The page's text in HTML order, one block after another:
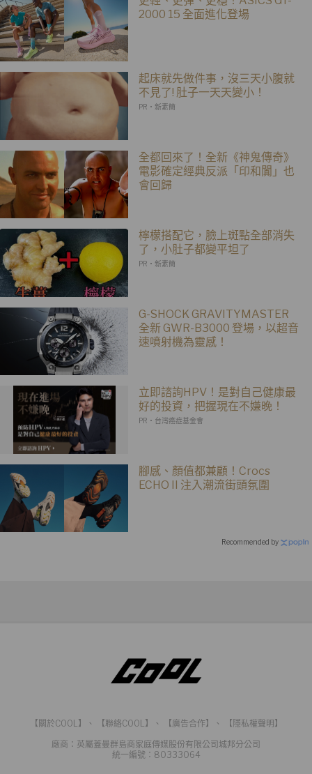
2000 15 全面進化登場
起床就先做件事，沒三天小腹就
不見了! 肚子一天天變小！
PR・新素簡
全都回來了！全新《神鬼傳奇》
電影確定經典反派「印和闐」也
會回歸
檸檬搭配它，臉上斑點全部消失
了，小肚子都變平坦了
PR・新素簡
G-SHOCK GRAVITYMASTER
全新 GWR-B3000 登場，以超音
速噴射機為靈感！
立即諮詢HPV！是對自己健康最
好的投資，把握現在不嫌晚！
PR・台灣癌症基金會
腳感、顏值都兼顧！Crocs
ECHO II 注入潮流街頭氛圍
Recommended by
【關於COOL】 、 【聯絡COOL】 、 【廣告合作】 、
【隱私權聲明】
廠商：英屬蓋曼群島商家庭傳媒股份有限公司城邦分公司
統一編號：80333064